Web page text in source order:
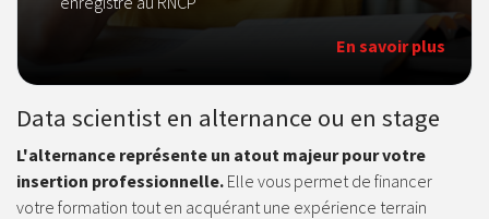
En savoir plus
Data scientist en alternance ou en stage
L'alternance représente un atout majeur pour votre
insertion professionnelle. Elle vous permet de financer
votre formation tout en acquérant une expérience terrain